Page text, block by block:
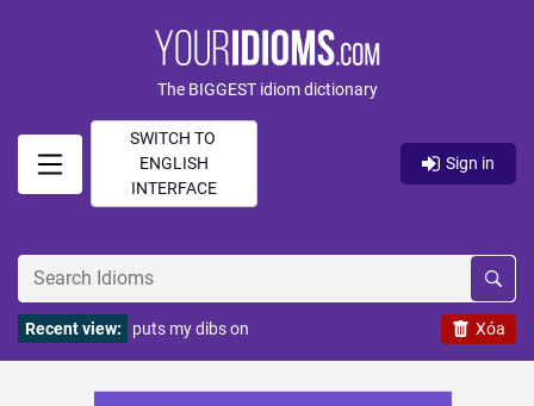
The BIGGEST idiom dictionary
SWITCH TO
ENGLISH
INTERFACE
Sign in
Xóa
Recent view: puts my dibs on